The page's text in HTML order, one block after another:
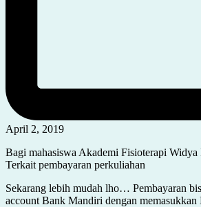
April 2, 2019
Bagi mahasiswa Akademi Fisioterapi
Terkait pembayaran perkuliahan
Sekarang lebih mudah lho… Pembayaran
account Bank Mandiri dengan